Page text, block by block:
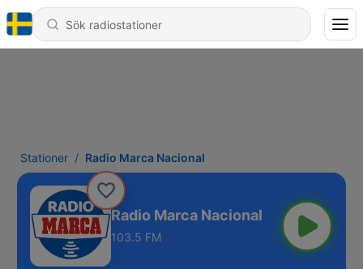
Stationer Radio Marca Nacional
Radio Marca Nacional
103.5 FM